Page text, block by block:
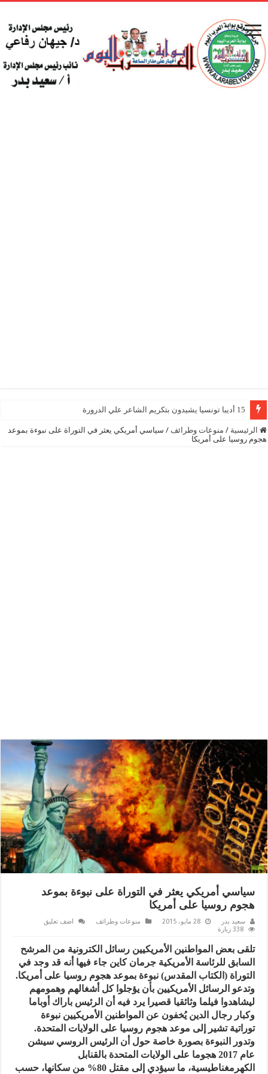
15 أديبا تونسيا يشيدون بتكريم الشاعر علي الدرورة
الرئيسية / منوعات وطرائف / سياسي أمريكي يعثر في التوراة على نبوءة بموعد
هجوم روسيا على أمريكا
سياسي أمريكي يعثر في التوراة على نبوءة بموعد
هجوم روسيا على أمريكا
سعيد بدر 28 مايو، 2015 منوعات وطرائف
اضف تعليق
338 زيارة
تلقى بعض المواطنين الأمريكيين رسائل الكترونية من المرشح
السابق للرئاسة الأمريكية جرمان كاين جاء فيها أنه قد وجد في
التوراة (الكتاب المقدس) نبوءة بموعد هجوم روسيا على أمريكا.
وتدعو الرسائل الأمريكيين بأن يؤجلوا كل أشغالهم وهمومهم
ليشاهدوا فيلما وثائقيا قصيرا يرد فيه أن الرئيس باراك أوباما
وكبار رجال الدين يُخفون عن المواطنين الأمريكيين نبوءة
توراتية تشير إلى موعد هجوم روسيا على الولايات المتحدة.
وتدور النبوءة بصورة خاصة حول أن الرئيس الروسي سيشن
عام 2017 هجوما على الولايات المتحدة بالقنابل
الكهرمغناطيسية، ما سيؤدي إلى مقتل 80% من سكانها، حسب